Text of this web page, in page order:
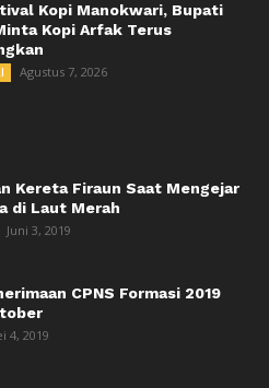
Kopi Manokwari, Bupati
Kopi Arfak Terus
Agustus 7, 2026
Kereta Firaun Saat Mengejar
di Laut Merah
Juni 3, 2019
CPNS Formasi 2019
4, 2019